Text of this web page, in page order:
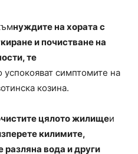
нуждите на хората с
и почистване на
те
успокояват симптомите на
козина.
цялото жилищеи
килимите,
разляна вода и други